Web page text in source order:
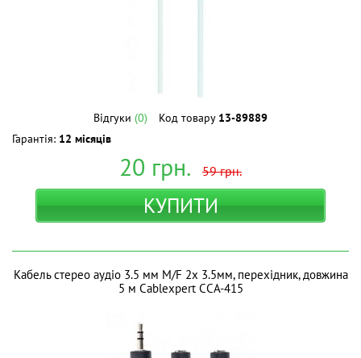
Відгуки (0) Код товару 13-89889
Гарантія: 12 місяців
20 грн. 59грн.
КУПИТИ
Кабель стерео аудіо 3.5 мм M/F 2х 3.5мм, перехідник, довжина
5 м Cablexpert CCA-415